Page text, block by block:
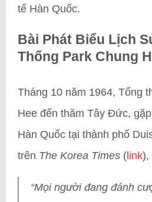
tế Hàn Quốc.
Bài Phát Biểu Lịch
Thống Park Chung
Tháng 10 năm 1964, Tổng
Hee đến thăm Tây Đức,
Hàn Quốc tại thành phố
trên The Korea Times (link),
“Mọi người đang đánh